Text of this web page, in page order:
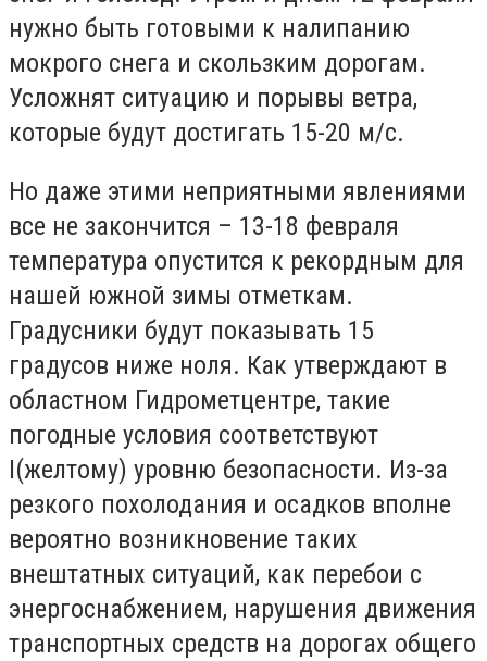
нужно быть готовыми к налипанию
мокрого снега и скользким дорогам.
Усложнят ситуацию и порывы ветра,
которые будут достигать 15-20 м/с.
Но даже этими неприятными явлениями
все не закончится – 13-18 февраля
температура опустится к рекордным для
нашей южной зимы отметкам.
Градусники будут показывать 15
градусов ниже ноля. Как утверждают в
областном Гидрометцентре, такие
погодные условия соответствуют
I(желтому) уровню безопасности. Из-за
резкого похолодания и осадков вполне
вероятно возникновение таких
внештатных ситуаций, как перебои с
энергоснабжением, нарушения движения
транспортных средств на дорогах общего